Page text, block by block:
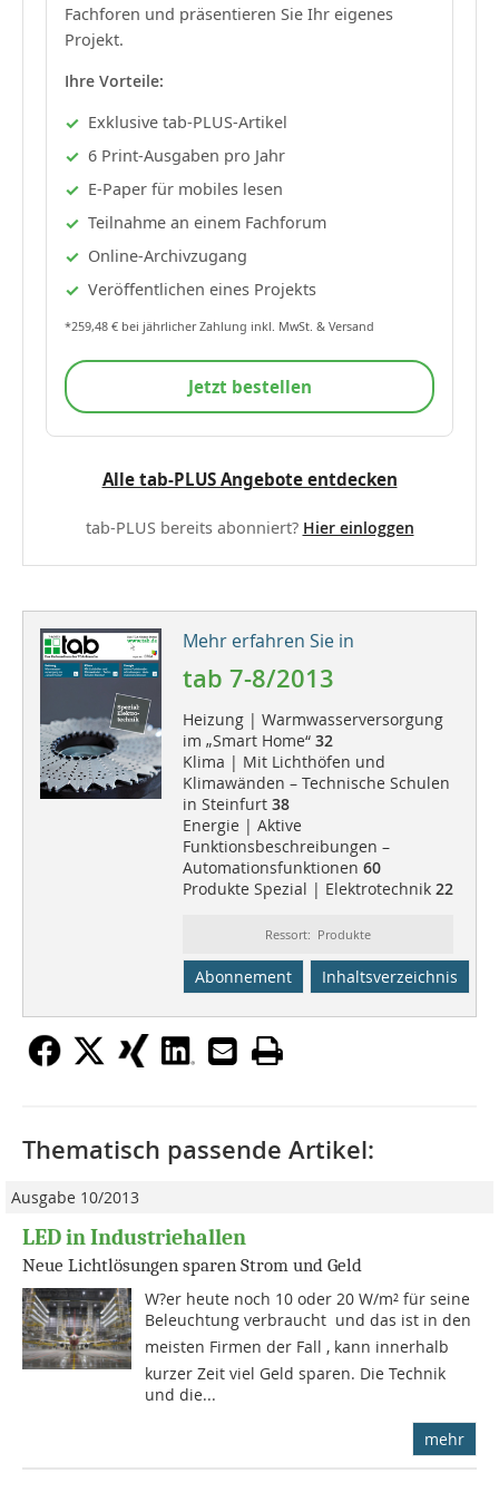
Fachforen und präsentieren Sie Ihr eigenes
Projekt.
Ihre Vorteile:
Exklusive tab-PLUS-Artikel
6 Print-Ausgaben pro Jahr
E-Paper für mobiles lesen
Teilnahme an einem Fachforum
Online-Archivzugang
Veröffentlichen eines Projekts
*259,48 € bei jährlicher Zahlung inkl. MwSt. & Versand
Jetzt bestellen
Alle tab-PLUS Angebote entdecken
tab-PLUS bereits abonniert? Hier einloggen
Mehr erfahren Sie in
tab 7-8/2013
Heizung | Warmwasserversorgung
im „Smart Home“ 32
Klima | Mit Lichthöfen und
Klimawänden – Technische Schulen
in Steinfurt 38
Energie | Aktive
Funktionsbeschreibungen –
Automationsfunktionen 60
Produkte Spezial | Elektrotechnik 22
Ressort: Produkte
Abonnement Inhaltsverzeichnis
Thematisch passende Artikel:
Ausgabe 10/2013
LED in Industriehallen
Neue Lichtlösungen sparen Strom und Geld
W?er heute noch 10 oder 20 W/m² für seine
Beleuchtung verbraucht  und das ist in den
meisten Firmen der Fall , kann innerhalb
kurzer Zeit viel Geld sparen. Die Technik
und die...
mehr